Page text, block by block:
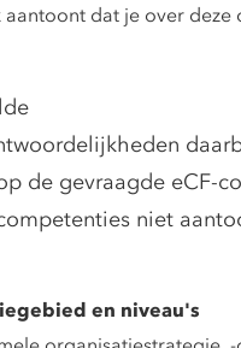
dat je over
de gevraagde eCF-
niet
en niveau's